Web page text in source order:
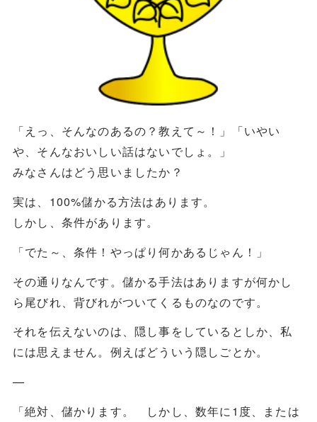
「えっ、そんなのあるの？教えて～！」「いやい
や、そんなおいしい話はないでしょ。」
みなさんはどう思いましたか？
実は、100%儲かる方法はあります。
しかし、条件があります。
「でた～、条件！やっぱり何かあるじゃん！」
その通りなんです。儲かる手法はありますが何かし
ら尾びれ、背びれがついてくるものなのです。
それを伝えないのは、隠し事をしているとしか、私
には思えません。例えばどういう隠しごとか。
—
「絶対、儲かります。 しかし、数年に1度、または